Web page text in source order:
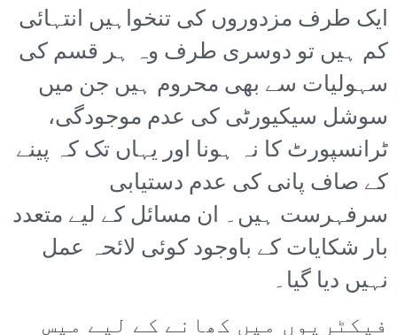
ایک طرف مزدوروں کی تنخواہیں انتہائی
کم ہیں تو دوسری طرف وہ ہر قسم کی
سہولیات سے بھی محروم ہیں جن میں
سوشل سیکیورٹی کی عدم موجودگی،
ٹرانسپورٹ کا نہ ہونا اور یہاں تک کہ پینے
کے صاف پانی کی عدم دستیابی
سرفہرست ہیں۔ ان مسائل کے لیے متعدد
بار شکایات کے باوجود کوئی لائحہ عمل
نہیں دیا گیا۔